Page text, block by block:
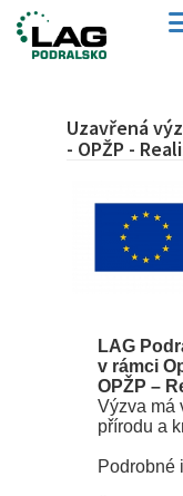
Uzavřená
- OPŽP -
LAG
v rámci
OPŽP –
Výzva má
přírodu a
Podrobné